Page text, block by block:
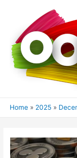
Home 2025